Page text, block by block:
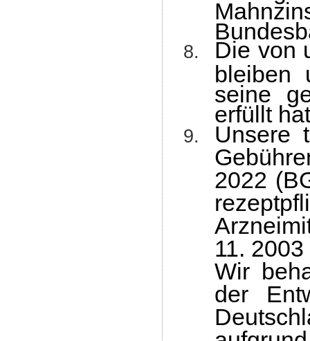
Die von
bleiben
seine
erfüllt
Unsere
2022
11.
Wir
der